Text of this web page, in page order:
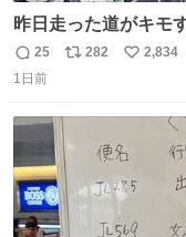
昨日走った道がキモ
返
信
25
リ
ト
数
282
い
2,834
1日前